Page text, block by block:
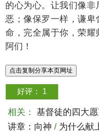
的心为心。让我们像
恶；像保罗一样，谦卑
命，完全属于你，荣耀
阿们！
点击复制分享本页网址
好评： 1
相关： 基督徒的四大
讲章：向神 / 为什么献